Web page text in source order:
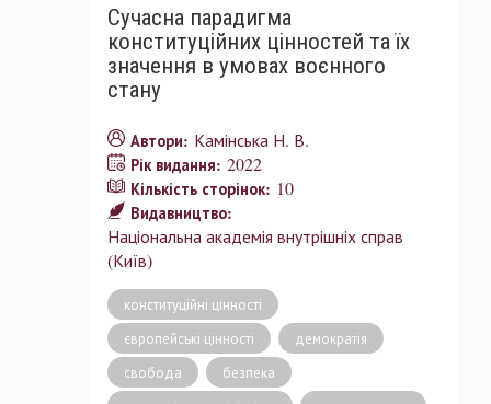
Сучасна парадигма
конституційних цінностей та їх
значення в умовах воєнного
стану
Автори: Камінська Н. В.
Рік видання: 2022
Кількість сторінок: 10
Видавництво:
Національна академія внутрішніх справ
(Київ)
конституційні цінності
європейські цінності
демократія
свобода
безпека